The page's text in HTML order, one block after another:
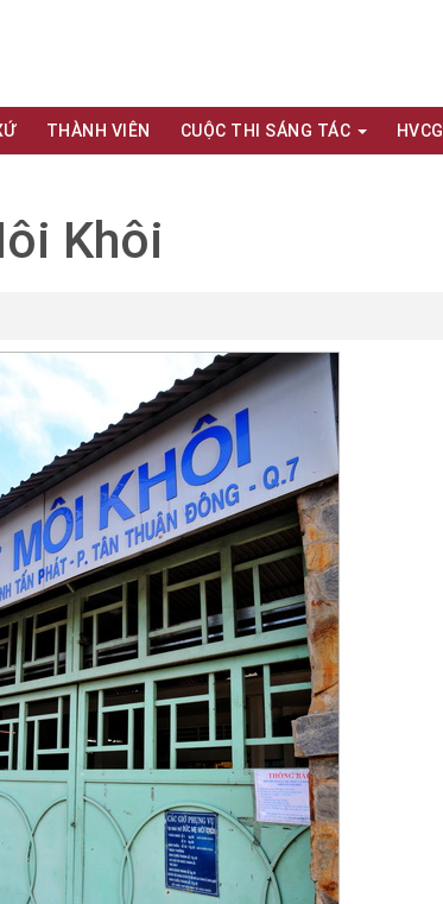
THÀNH VIÊN CUỘC THI SÁNG TÁC HVCG
Khôi